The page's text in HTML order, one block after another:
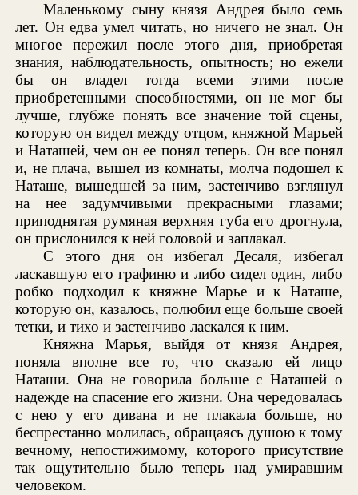
Маленькому сыну князя Андрея было семь
лет. Он едва умел читать, но ничего не знал. Он
многое пережил после этого дня, приобретая
знания, наблюдательность, опытность; но ежели
бы он владел тогда всеми этими после
приобретенными способностями, он не мог бы
лучше, глубже понять все значение той сцены,
которую он видел между отцом, княжной Марьей
и Наташей, чем он ее понял теперь. Он все понял
и, не плача, вышел из комнаты, молча подошел к
Наташе, вышедшей за ним, застенчиво взглянул
на нее задумчивыми прекрасными глазами;
приподнятая румяная верхняя губа его дрогнула,
он прислонился к ней головой и заплакал.
С этого дня он избегал Десаля, избегал
ласкавшую его графиню и либо сидел один, либо
робко подходил к княжне Марье и к Наташе,
которую он, казалось, полюбил еще больше своей
тетки, и тихо и застенчиво ласкался к ним.
Княжна Марья, выйдя от князя Андрея,
поняла вполне все то, что сказало ей лицо
Наташи. Она не говорила больше с Наташей о
надежде на спасение его жизни. Она чередовалась
с нею у его дивана и не плакала больше, но
беспрестанно молилась, обращаясь душою к тому
вечному, непостижимому, которого присутствие
так ощутительно было теперь над умиравшим
человеком.